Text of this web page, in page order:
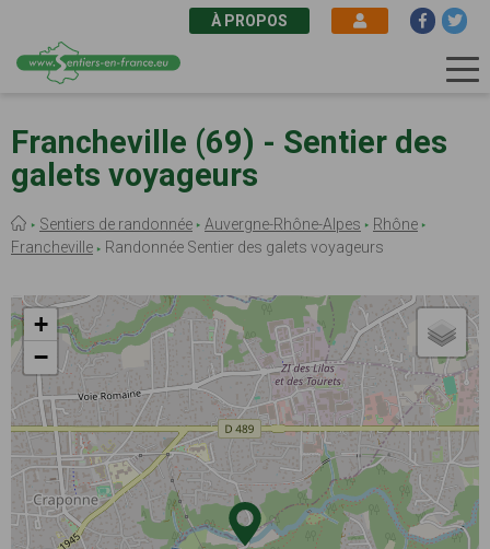
au
contenu
principal
À PROPOS
Francheville (69) - Sentier des
galets voyageurs
Fil
d'Ariane
Sentiers de randonnée Auvergne-Rhône-Alpes
Rhône
Francheville
Randonnée Sentier des galets voyageurs
+
−